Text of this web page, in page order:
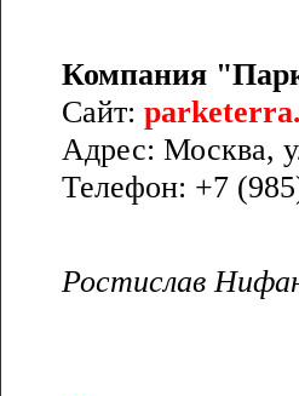
Компания
Сайт:
Адрес: Москва,
Телефон: +7
Ростислав